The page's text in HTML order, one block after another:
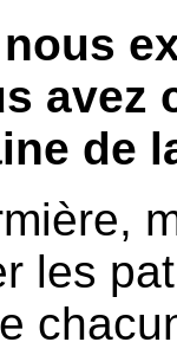
avez
de
les